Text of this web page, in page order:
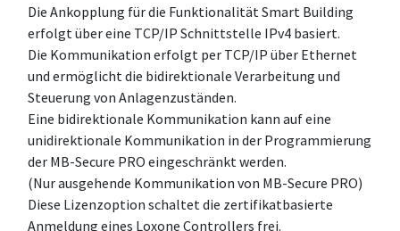
Die Ankopplung für die Funktionalität Smart Building
erfolgt über eine TCP/IP Schnittstelle IPv4 basiert.
Die Kommunikation erfolgt per TCP/IP über Ethernet
und ermöglicht die bidirektionale Verarbeitung und
Steuerung von Anlagenzuständen.
Eine bidirektionale Kommunikation kann auf eine
unidirektionale Kommunikation in der Programmierung
der MB-Secure PRO eingeschränkt werden.
(Nur ausgehende Kommunikation von MB-Secure PRO)
Diese Lizenzoption schaltet die zertifikatbasierte
Anmeldung eines Loxone Controllers frei.